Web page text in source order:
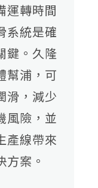
運轉時間
系統是確
鍵。久隆
幫浦，可
滑，減少
風險，並
產線帶來
案。